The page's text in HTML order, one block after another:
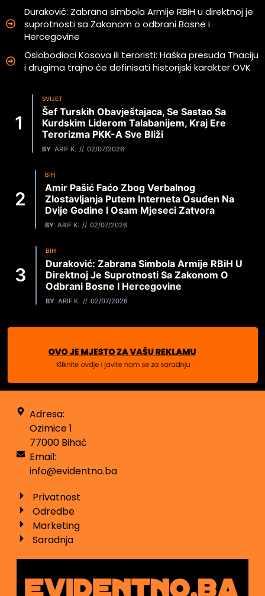
Duraković: Zabrana simbola Armije RBiH u direktnoj je
suprotnosti sa Zakonom o odbrani Bosne i
Hercegovine
Oslobodioci Kosova ili teroristi: Haška presuda Thaciju
i drugima trajno će definisati historijski karakter OVK
SVIJET
Šef Turskih Obavještajaca, Se Sastao Sa
Kurdskim Liderom Talabanijem, Kraj Ere
Terorizma PKK-A Sve Bliži
BY ARIF K. 02/07/2026
BIH
Amir Pašić Faćo Zbog Verbalnog
Zlostavljanja Putem Interneta Osuđen Na
Dvije Godine I Osam Mjeseci Zatvora
BY ARIF K. 02/07/2026
BIH
Duraković: Zabrana Simbola Armije RBiH U
Direktnoj Je Suprotnosti Sa Zakonom O
Odbrani Bosne I Hercegovine
BY ARIF K. 02/07/2026
Adresa:
Ozimice 1
77000 Bihać
Email:
info@evidentno.ba
Privatnost
Odredbe
Marketing
Saradnja